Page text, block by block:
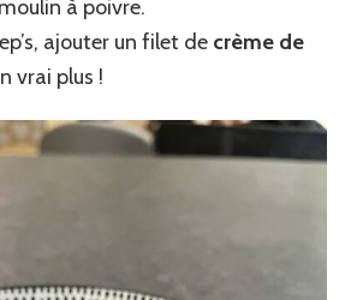
à poivre.
ajouter un filet de crème de
vrai plus !